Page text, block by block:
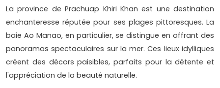
La province de Prachuap Khiri Khan est une destination
enchanteresse réputée pour ses plages pittoresques. La
baie Ao Manao, en particulier, se distingue en offrant des
panoramas spectaculaires sur la mer. Ces lieux idylliques
créent des décors paisibles, parfaits pour la détente et
l'appréciation de la beauté naturelle.